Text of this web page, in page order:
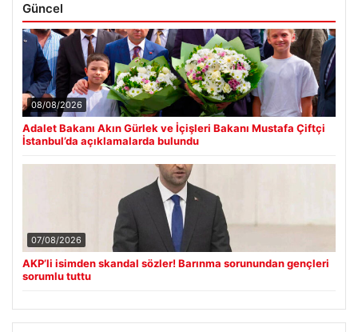
Güncel
08/08/2026
Adalet Bakanı Akın Gürlek ve İçişleri Bakanı Mustafa Çiftçi
İstanbul’da açıklamalarda bulundu
07/08/2026
AKP’li isimden skandal sözler! Barınma sorunundan gençleri
sorumlu tuttu